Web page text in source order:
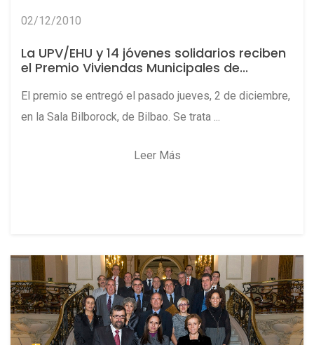
02/12/2010
La UPV/EHU y 14 jóvenes solidarios reciben
el Premio Viviendas Municipales de...
El premio se entregó el pasado jueves, 2 de diciembre,
en la Sala Bilborock, de Bilbao. Se trata ...
Leer Más